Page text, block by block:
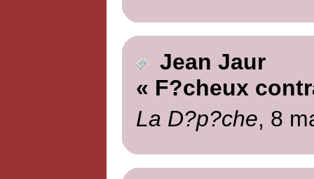
Jean Jaur
« F?cheux
La D?p?che, 8